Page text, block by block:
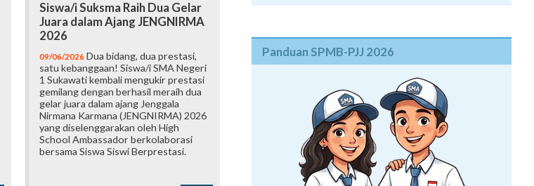
Siswa/i Suksma Raih Dua Gelar
Juara dalam Ajang JENGNIRMA
2026
09/06/2026 Dua bidang, dua prestasi,
satu kebanggaan! Siswa/i SMA Negeri
1 Sukawati kembali mengukir prestasi
gemilang dengan berhasil meraih dua
gelar juara dalam ajang Jenggala
Nirmana Karmana (JENGNIRMA) 2026
yang diselenggarakan oleh High
School Ambassador berkolaborasi
bersama Siswa Siswi Berprestasi.
Panduan SPMB-PJJ 2026